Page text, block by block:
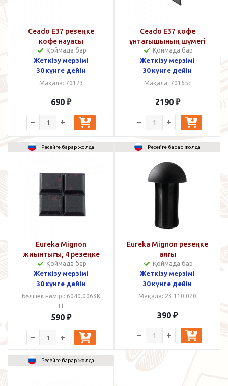
Ceado E37 резеңке
кофе науасы
Қоймада бар
Жеткізу мерзімі
30 күнге дейін
Мақала: 70173
690 ₽
Ceado E37 кофе
ұнтағышының шүмегі
Қоймада бар
Жеткізу мерзімі
30 күнге дейін
Мақала: 70165c
2190 ₽
Ресейге барар жолда
Eureka Mignon
жиынтығы, 4 резеңке
аяқтардан тұрады
Қоймада бар
Жеткізу мерзімі
30 күнге дейін
Бөлшек нөмірі: 6040.0063K
IT
590 ₽
Ресейге барар жолда
Eureka Mignon резеңке
аяғы
Қоймада бар
Жеткізу мерзімі
30 күнге дейін
Мақала: 23.110.020
390 ₽
Ресейге барар жолда